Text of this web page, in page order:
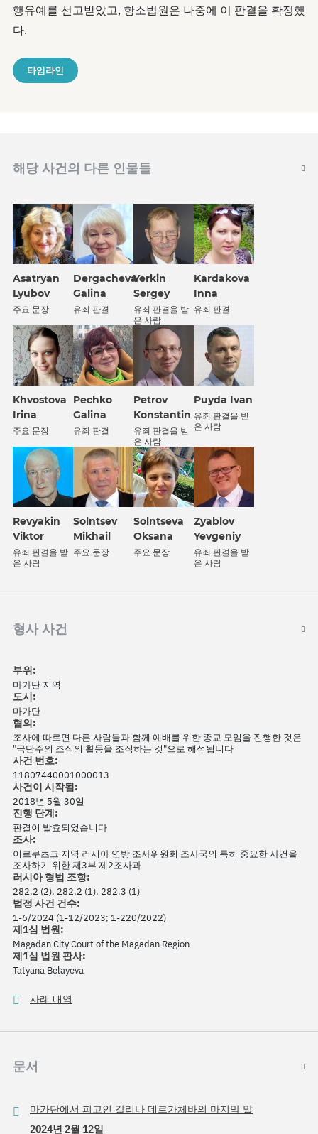
행유예를 선고받았고, 항소법원은 나중에 이 판결을 확정했
다.
타임라인
해당 사건의 다른 인물들
Asatryan
Lyubov
주요 문장
Dergacheva
Galina
유죄 판결
Yerkin
Sergey
유죄 판결을 받
은 사람
Kardakova
Inna
유죄 판결
Khvostova
Irina
주요 문장
Pechko
Galina
유죄 판결
Petrov
Konstantin
유죄 판결을 받
은 사람
Puyda Ivan
유죄 판결을 받
은 사람
Revyakin
Viktor
유죄 판결을 받
은 사람
Solntsev
Mikhail
주요 문장
Solntseva
Oksana
주요 문장
Zyablov
Yevgeniy
유죄 판결을 받
은 사람
형사 사건
부위:
마가단 지역
도시:
마가단
혐의:
조사에 따르면 다른 사람들과 함께 예배를 위한 종교 모임을 진행한 것은
"극단주의 조직의 활동을 조직하는 것"으로 해석됩니다
사건 번호:
11807440001000013
사건이 시작됨:
2018년 5월 30일
진행 단계:
판결이 발효되었습니다
조사:
이르쿠츠크 지역 러시아 연방 조사위원회 조사국의 특히 중요한 사건을
조사하기 위한 제3부 제2조사과
러시아 형법 조항:
282.2 (2), 282.2 (1), 282.3 (1)
법정 사건 건수:
1-6/2024 (1-12/2023; 1-220/2022)
제1심 법원:
Magadan City Court of the Magadan Region
제1심 법원 판사:
Tatyana Belayeva
사례 내역
문서
마가단에서 피고인 갈리나 데르가체바의 마지막 말
2024년 2월 12일